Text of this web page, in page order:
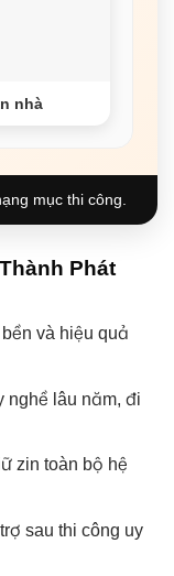
nhà
mục thi công.
Phát
và hiệu quả
nghề lâu năm, đi
zin toàn bộ hệ
sau thi công uy